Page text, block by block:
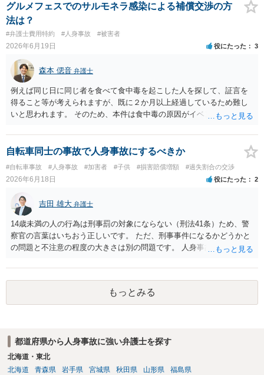
グルメフェスでのサルモネラ感染による補償交渉の方
法は？
#弁護士費用特約 #人身事故 #被害者
2026年6月19日 役にたった 3
森本 偲音 弁護士
例えば同じ日に同じ者を食べて食中毒を起こした人を探して、証言を
得ること等が考えられますが、既に２か月以上経過しているため難し
いと思われます。 そのため、本件は食中毒の原因がイベント主催者に
とは困難であると考えます。
自転車同士の事故で人身事故にするべきか
#自転車事故 #人身事故 #加害者 #子供 #損害賠償増額 #過失割合の交渉
2026年6月18日 役にたった 2
吉田 雄大 弁護士
14歳未満の人の行為は刑事罰の対象にならない（刑法41条）ため、警
察官の言葉はいちおう正しいです。 ただ、刑事事件になるかどうかと
の問題と不注意の程度の大きさは別の問題です。 人身事故の届出を行
はありません。
もっとみる
都道府県から人身事故に強い弁護士を探す
北海道・東北
北海道
青森県 岩手県 宮城県 秋田県 山形県 福島県